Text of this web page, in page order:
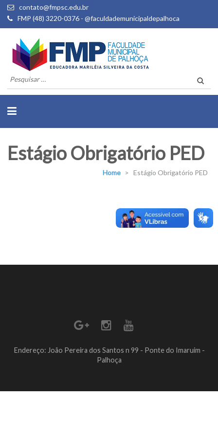
contato@fmpsc.edu.br
FMP (48) 3220-0376 - @faculdademunicipaldepalhoca
Pesquisar
por:
Estágio Obrigatório PED
Home > Estágio Obrigatório PED
Endereço: João Pereira dos Santos n 99 - Ponte do Imaruim -
Palhoça